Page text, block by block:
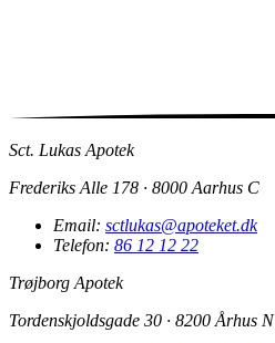
Sct. Lukas Apotek
Frederiks Alle 178 · 8000 Aarhus C
Email: sctlukas@apoteket.dk
Telefon: 86 12 12 22
Trøjborg Apotek
Tordenskjoldsgade 30 · 8200 Århus N